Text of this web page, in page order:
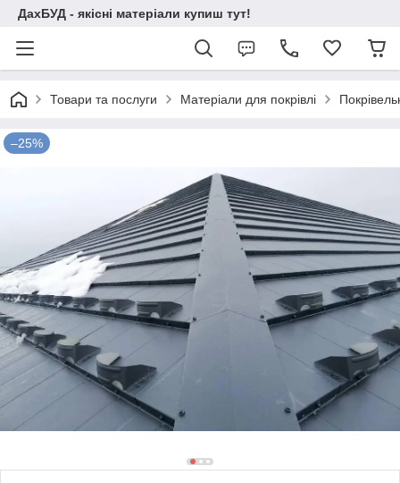
ДахБУД - якісні матеріали купиш тут!
Товари та послуги Матеріали для покрівлі
–25%